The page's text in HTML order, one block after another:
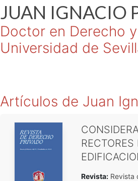
JUAN IGNACIO
Doctor en Derecho
Universidad de
Artículos de Juan
Revista:Revista